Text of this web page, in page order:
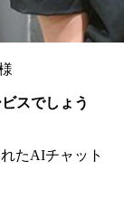
スでしょう
たAIチャット